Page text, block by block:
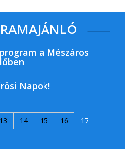
a Mészáros
Napok!
13 14 15 16 17